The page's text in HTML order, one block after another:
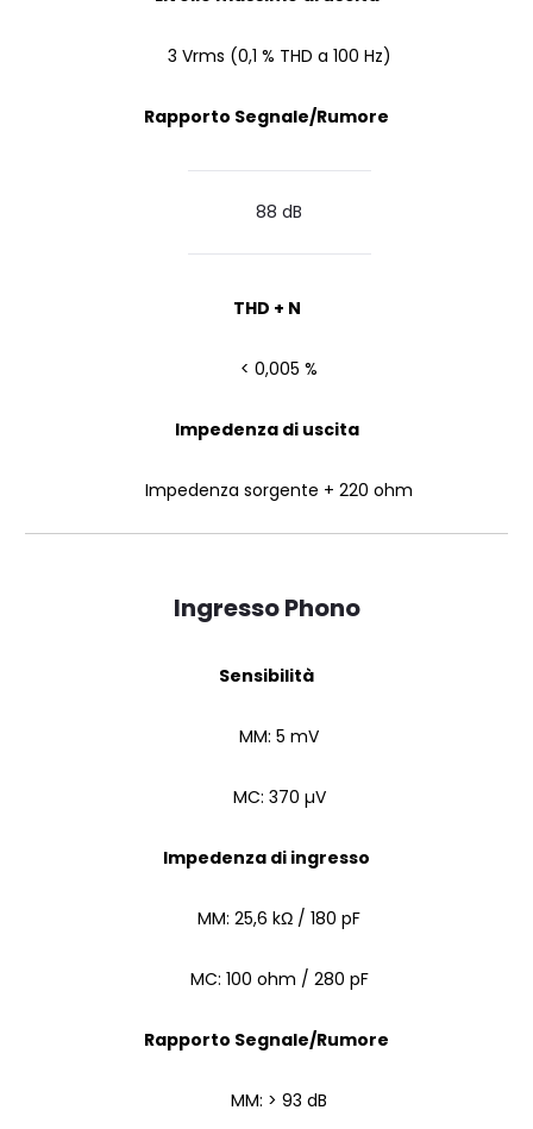
3 Vrms (0,1 % THD a 100 Hz)
Rapporto Segnale/Rumore
88 dB
THD + N
< 0,005 %
Impedenza di uscita
Impedenza sorgente + 220 ohm
Ingresso Phono
Sensibilità
MM: 5 mV
MC: 370 µV
Impedenza di ingresso
MM: 25,6 kΩ / 180 pF
MC: 100 ohm / 280 pF
Rapporto Segnale/Rumore
MM: > 93 dB